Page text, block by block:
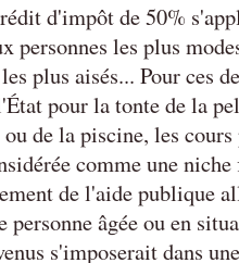
d'impôt de 50%
personnes les plus
plus aisés... Pour ces
pour la tonte de la
de la piscine, les
comme une
de l'aide publique
âgée ou en
s'imposerait dans